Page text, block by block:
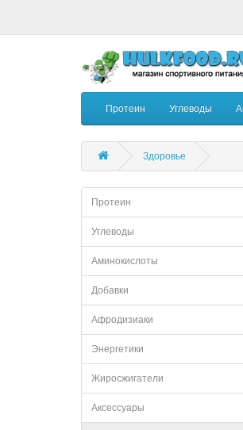
Протеин Углеводы
Здоровье
Протеин
Углеводы
Аминокислоты
Добавки
Афродизиаки
Энергетики
Жиросжигатели
Аксессуары